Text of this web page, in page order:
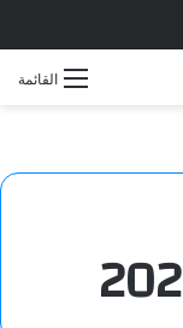
معز ماني
القائمة